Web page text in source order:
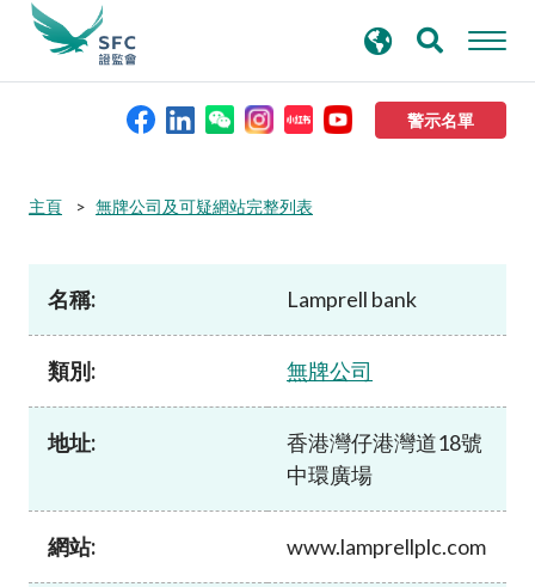
警示名單
本會簡介
規則及標準
資料庫
加入本會
尋
主頁 無牌公司及可疑網站完整列表
名稱: Lamprell bank
類別: 無牌公司
地址:
香港灣仔港灣道18號
中環廣場
網站: www.lamprellplc.com